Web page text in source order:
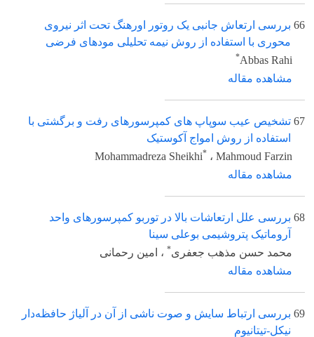
66 بررسی ارتعاش جانبی یک روتور اورهنگ تحت اثر نیروی
محوری با استفاده از روش نیمه تحلیلی مودهای فرضی
Abbas Rahi
*
مشاهده مقاله
67 تشخیص عیب سوپاپ های کمپرسورهای رفت و برگشتی با
استفاده از روش امواج آکوستیک
Mohammadreza Sheikhi* ، Mahmoud Farzin
مشاهده مقاله
68 بررسی علل ارتعاشات بالا در توربو کمپرسورهای واحد
آروماتیک پتروشیمی بوعلی سینا
محمد حسن مذهب جعفری* ، امین رحمانی
مشاهده مقاله
69 بررسی ارتباط سایش و صوت ناشی از آن در آلیاژ حافظه‌دار
نیکل-تیتانیوم